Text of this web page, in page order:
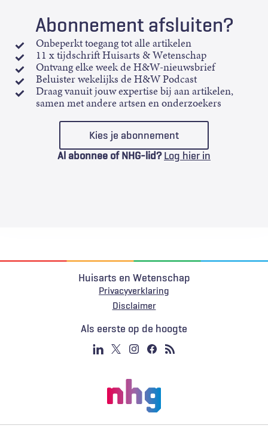
Abonnement afsluiten?
Onbeperkt toegang tot alle artikelen
11 x tijdschrift Huisarts & Wetenschap
Ontvang elke week de H&W-nieuwsbrief
Beluister wekelijks de H&W Podcast
Draag vanuit jouw expertise bij aan artikelen,
samen met andere artsen en onderzoekers
Kies je abonnement
Al abonnee of NHG-lid? Log hier in
Huisarts en Wetenschap
Privacyverklaring
Voet
Disclaimer
Als eerste op de hoogte